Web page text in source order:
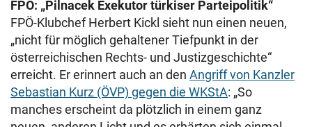
FPÖ: „Pilnacek Exekutor türkiser Parteipolitik“
FPÖ-Klubchef Herbert Kickl sieht nun einen neuen,
„nicht für möglich gehaltener Tiefpunkt in der
österreichischen Rechts- und Justizgeschichte“
erreicht. Er erinnert auch an den Angriff von Kanzler
Sebastian Kurz (ÖVP) gegen die WKStA: „So
manches erscheint da plötzlich in einem ganz